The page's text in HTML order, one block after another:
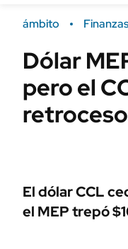
Campo
FINANZAS
Dólar
ámbito Finanzas
Dólar
pero el
El dólar CCL
el MEP trepó